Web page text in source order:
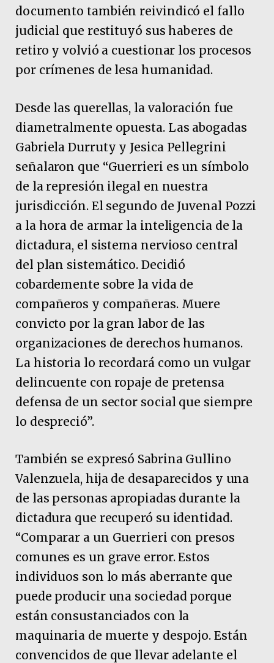
documento también reivindicó el fallo
judicial que restituyó sus haberes de
retiro y volvió a cuestionar los procesos
por crímenes de lesa humanidad.
Desde las querellas, la valoración fue
diametralmente opuesta. Las abogadas
Gabriela Durruty y Jesica Pellegrini
señalaron que “Guerrieri es un símbolo
de la represión ilegal en nuestra
jurisdicción. El segundo de Juvenal Pozzi
a la hora de armar la inteligencia de la
dictadura, el sistema nervioso central
del plan sistemático. Decidió
cobardemente sobre la vida de
compañeros y compañeras. Muere
convicto por la gran labor de las
organizaciones de derechos humanos.
La historia lo recordará como un vulgar
delincuente con ropaje de pretensa
defensa de un sector social que siempre
lo despreció”.
También se expresó Sabrina Gullino
Valenzuela, hija de desaparecidos y una
de las personas apropiadas durante la
dictadura que recuperó su identidad.
“Comparar a un Guerrieri con presos
comunes es un grave error. Estos
individuos son lo más aberrante que
puede producir una sociedad porque
están consustanciados con la
maquinaria de muerte y despojo. Están
convencidos de que llevar adelante el